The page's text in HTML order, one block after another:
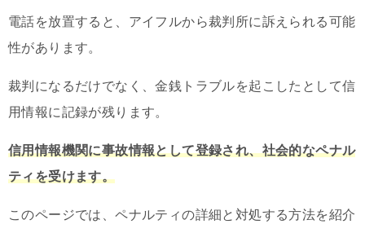
電話を放置すると、アイフルから裁判所に訴えられる可能
性があります。
裁判になるだけでなく、金銭トラブルを起こしたとして信
用情報に記録が残ります。
信用情報機関に事故情報として登録され、社会的なペナル
ティを受けます。
このページでは、ペナルティの詳細と対処する方法を紹介